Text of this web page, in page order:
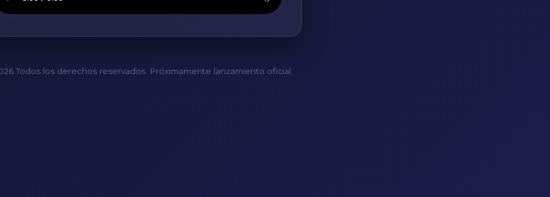
Todos los derechos reservados. Próximamente lanzamiento oficial.